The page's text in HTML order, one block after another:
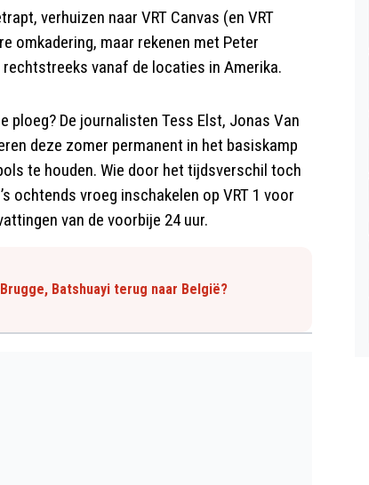
verhuizen naar VRT Canvas (en VRT
omkadering, maar rekenen met Peter
vanaf de locaties in Amerika.
ploeg? De journalisten Tess Elst, Jonas Van
deze zomer permanent in het basiskamp
te houden. Wie door het tijdsverschil toch
ochtends vroeg inschakelen op VRT 1 voor
van de voorbije 24 uur.
Batshuayi terug naar België?